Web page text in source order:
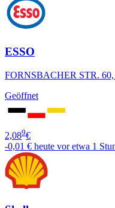
ESSO
FORNSBACHER STR.
Geöffnet
2,089€
-0,01 € heute vor etwa 1